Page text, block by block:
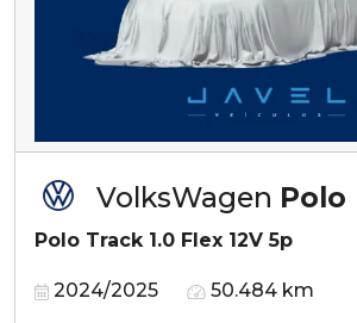
VolksWagen Polo
Polo Track 1.0 Flex 12V 5p
2024/2025 50.484 km